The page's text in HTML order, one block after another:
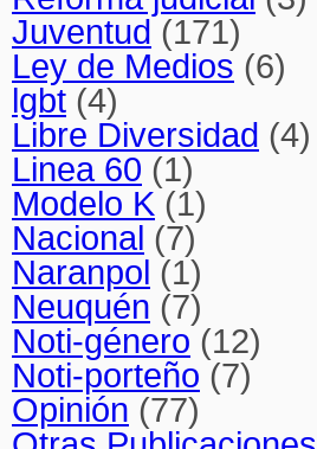
Juventud (171)
Ley de Medios (6)
lgbt (4)
Libre Diversidad (4)
Linea 60 (1)
Modelo K (1)
Nacional (7)
Naranpol (1)
Neuquén (7)
Noti-género (12)
Noti-porteño (7)
Opinión (77)